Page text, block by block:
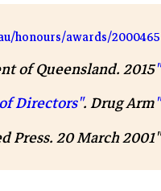
honours/awards/2000465
"Former Members"
of Queensland. 2015. مؤرشف من
"Board of Directors"
.Drug Arm
"Howard announces new make-up of drug council".
Press. 20 March 2001.